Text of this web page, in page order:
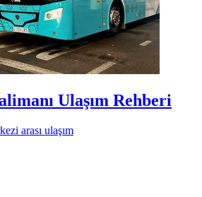
Ulaşım Rehberi
arası ulaşım